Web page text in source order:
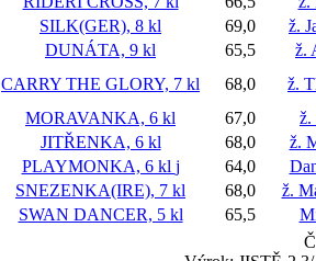
SILK(GER), 8 kl 69,0
ž.
DUNÁTA, 9 kl 65,5
ž.
CARRY THE GLORY, 7 kl 68,0
ž.
MORAVANKA, 6 kl 67,0
ž.
JITŘENKA, 6 kl 68,0
ž.
PLAYMONKA, 6 kl j 64,0
SNEZENKA(IRE), 7 kl 68,0
ž.
SWAN DANCER, 5 kl 65,5